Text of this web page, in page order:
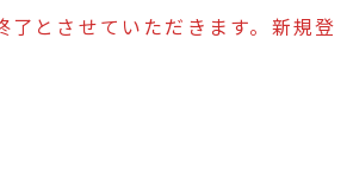
とさせていただきます。新規登